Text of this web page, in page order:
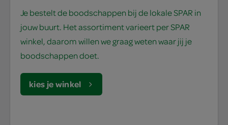
Je bestelt de boodschappen bij de lokale SPAR in
jouw buurt. Het assortiment varieert per SPAR
winkel, daarom willen we graag weten waar jij je
boodschappen doet.
kies je winkel